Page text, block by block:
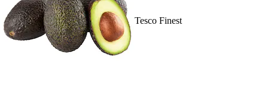
Tesco Finest